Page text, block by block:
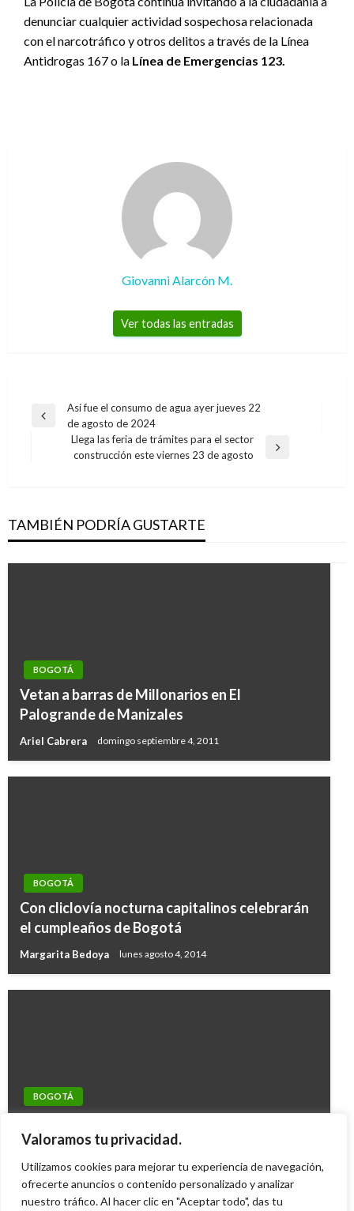
Valoramos tu privacidad.
Utilizamos cookies para mejorar tu experiencia de navegación,
ofrecerte anuncios o contenido personalizado y analizar
nuestro tráfico. Al hacer clic en "Aceptar todo", das tu
denunciar cualquier actividad sospechosa relacionada
con el narcotráfico y otros delitos a través de la Línea
Antidrogas 167 o la Línea de Emergencias 123.
Giovanni Alarcón M.
Ver todas las entradas
Navegación
entradas
Entrada
Así fue el consumo de agua ayer jueves 22
de agosto de 2024
Entrada
Llega las feria de trámites para el sector
construcción este viernes 23 de agosto
TAMBIÉN PODRÍA GUSTARTE
BOGOTÁ
Vetan a barras de Millonarios en El
Palogrande de Manizales
Ariel Cabrera domingo septiembre 4, 2011
BOGOTÁ
Con cliclovía nocturna capitalinos celebrarán
el cumpleaños de Bogotá
Margarita Bedoya lunes agosto 4, 2014
BOGOTÁ
semana de abril
Giovanni Alarcón M. lunes abril 3, 2023
BOGOTÁ
Construyen Centro Oncológico Pediátrico
Mary Gomez miércoles diciembre 14, 2016